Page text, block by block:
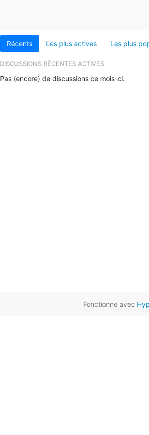
Récents Les plus actives Les plus
DISCUSSIONS RÉCENTES ACTIVES
Pas (encore) de discussions ce mois-ci.
Fonctionne avec